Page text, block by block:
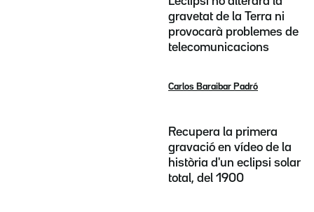
gravetat de la Terra ni
provocarà problemes de
telecomunicacions
Carlos Baraibar Padró
Recupera la primera
gravació en vídeo de la
història d'un eclipsi solar
total, del 1900